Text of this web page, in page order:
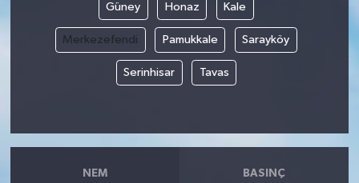
Güney Honaz Kale
Merkezefendi Pamukkale Sarayköy
Serinhisar Tavas
NEM BASINÇ